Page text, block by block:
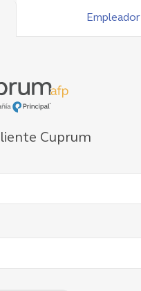
Empleador
Cuprum